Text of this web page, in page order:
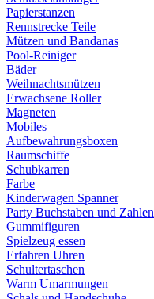
Papierstanzen
Rennstrecke Teile
Mützen und Bandanas
Pool-Reiniger
Bäder
Weihnachtsmützen
Erwachsene Roller
Magneten
Mobiles
Aufbewahrungsboxen
Raumschiffe
Schubkarren
Farbe
Kinderwagen Spanner
Party Buchstaben und Zahlen
Gummifiguren
Spielzeug essen
Erfahren Uhren
Schultertaschen
Warm Umarmungen